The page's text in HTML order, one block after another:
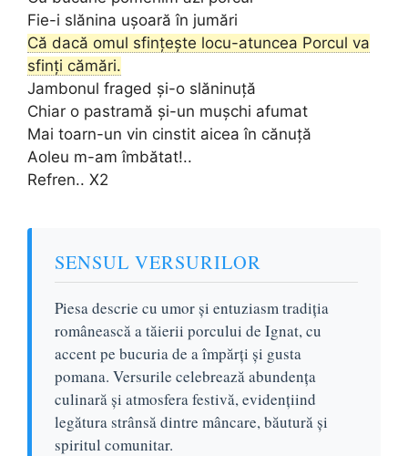
Fie-i slănina ușoară în jumări
Că dacă omul sfințește locu-atuncea Porcul va
sfinți cămări.
Jambonul fraged și-o slăninuță
Chiar o pastramă și-un mușchi afumat
Mai toarn-un vin cinstit aicea în cănuță
Aoleu m-am îmbătat!..
Refren.. X2
SENSUL VERSURILOR
Piesa descrie cu umor și entuziasm tradiția
românească a tăierii porcului de Ignat, cu
accent pe bucuria de a împărți și gusta
pomana. Versurile celebrează abundența
culinară și atmosfera festivă, evidențiind
legătura strânsă dintre mâncare, băutură și
spiritul comunitar.